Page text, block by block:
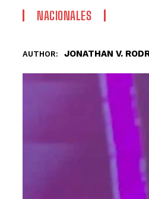
NACIONALES
AUTHOR: JONATHAN V.